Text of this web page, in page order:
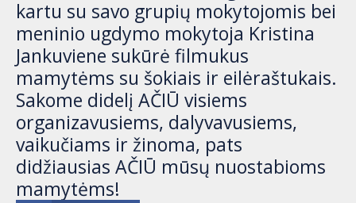
kartu su savo grupių mokytojomis bei
meninio ugdymo mokytoja Kristina
Jankuviene sukūrė filmukus
mamytėms su šokiais ir eilėraštukais.
Sakome didelį AČIŪ visiems
organizavusiems, dalyvavusiems,
vaikučiams ir žinoma, pats
didžiausias AČIŪ mūsų nuostabioms
mamytėms!